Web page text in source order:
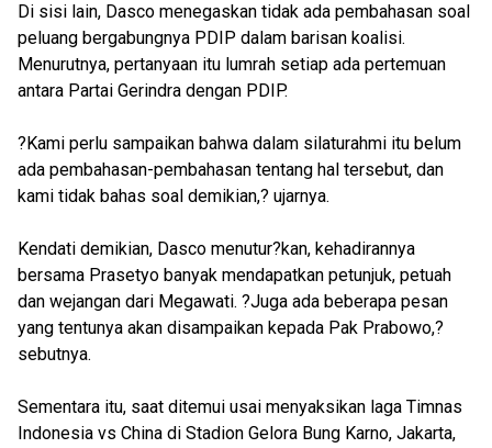
Di sisi lain, Dasco menegaskan tidak ada pembahasan soal
peluang bergabungnya PDIP dalam barisan koalisi.
Menurutnya, pertanyaan itu lumrah setiap ada pertemuan
antara Partai Gerindra dengan PDIP.
?Kami perlu sampaikan bahwa dalam silaturahmi itu belum
ada pembahasan-pembahasan tentang hal tersebut, dan
kami tidak bahas soal demikian,? ujarnya.
Kendati demikian, Dasco menutur?kan, kehadirannya
bersama Prasetyo banyak mendapatkan petunjuk, petuah
dan wejangan dari Megawati. ?Juga ada beberapa pesan
yang tentunya akan disampaikan kepada Pak Prabowo,?
sebutnya.
Sementara itu, saat ditemui usai menyaksikan laga Timnas
Indonesia vs China di Stadion Gelora Bung Karno, Jakarta,